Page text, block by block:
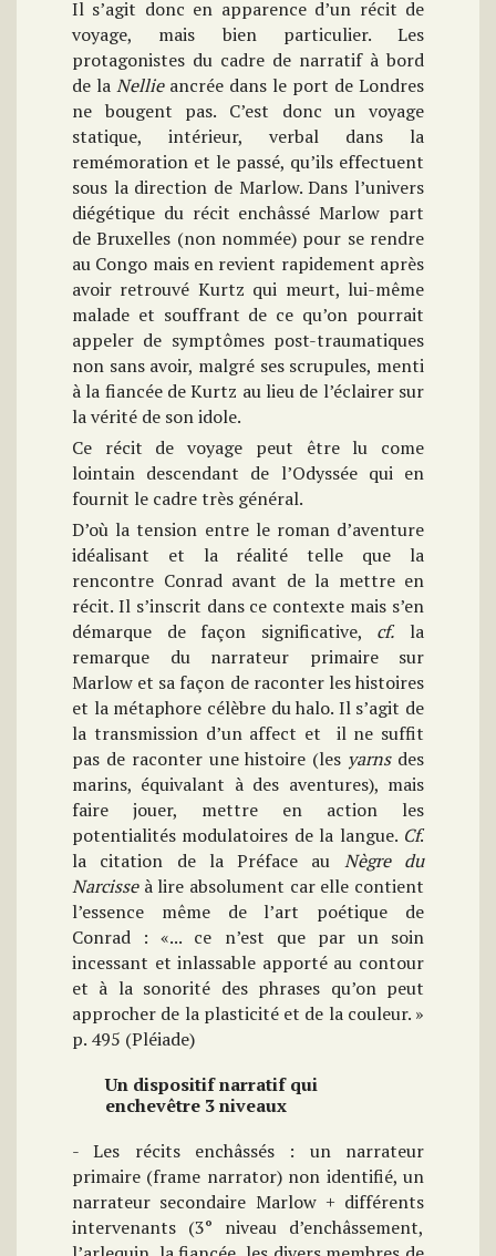
Il s’agit donc en apparence d’un récit de
voyage, mais bien particulier. Les
protagonistes du cadre de narratif à bord
de la Nellieancrée dans le port de Londres
ne bougent pas. C’est donc un voyage
statique, intérieur, verbal dans la
remémoration et le passé, qu’ils effectuent
sous la direction de Marlow. Dans l’univers
diégétique du récit enchâssé Marlow part
de Bruxelles (non nommée) pour se rendre
au Congo mais en revient rapidement après
avoir retrouvé Kurtz qui meurt, lui-même
malade et souffrant de ce qu’on pourrait
appeler de symptômes post-traumatiques
non sans avoir, malgré ses scrupules, menti
à la fiancée de Kurtz au lieu de l’éclairer sur
la vérité de son idole.
Ce récit de voyage peut être lu come
lointain descendant de l’Odyssée qui en
fournit le cadre très général.
D’où la tension entre le roman d’aventure
idéalisant et la réalité telle que la
rencontre Conrad avant de la mettre en
récit. Il s’inscrit dans ce contexte mais s’en
démarque de façon significative, cf.la
remarque du narrateur primaire sur
Marlow et sa façon de raconter les histoires
et la métaphore célèbre du halo. Il s’agit de
la transmission d’un affect et il ne suffit
pas de raconter une histoire (les yarnsdes
marins, équivalant à des aventures), mais
faire jouer, mettre en action les
potentialités modulatoires de la langue. Cf.
la citation de la Préface au Nègre du
Narcisseà lire absolument car elle contient
l’essence même de l’art poétique de
Conrad : «... ce n’est que par un soin
incessant et inlassable apporté au contour
et à la sonorité des phrases qu’on peut
approcher de la plasticité et de la couleur. »
p. 495 (Pléiade)
Un dispositif narratif qui
enchevêtre 3 niveaux
- Les récits enchâssés : un narrateur
primaire (frame narrator) non identifié, un
narrateur secondaire Marlow + différents
intervenants (3° niveau d’enchâssement,